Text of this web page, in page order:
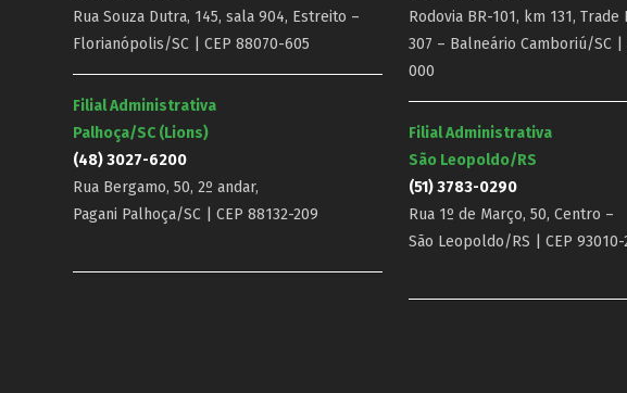
Rua Souza Dutra, 145, sala 904, Estreito –
Florianópolis/SC | CEP 88070-605
Filial Administrativa
Palhoça/SC (Lions)
(48) 3027-6200
Rua Bergamo, 50, 2º andar,
Pagani Palhoça/SC | CEP 88132-209
Rodovia BR-101, km 131, Trade
307 – Balneário Camboriú/SC |
000
Filial Administrativa
São Leopoldo/RS
(51) 3783-0290
Rua 1º de Março, 50, Centro –
São Leopoldo/RS | CEP 93010-